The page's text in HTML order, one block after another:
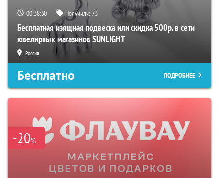
00:38:49 Получили:73
Бесплатная изящная подвеска или скидка 500р. в сети
ювелирных магазинов SUNLIGHT
Россия
Бесплатно ПОДРОБНЕЕ
-20%